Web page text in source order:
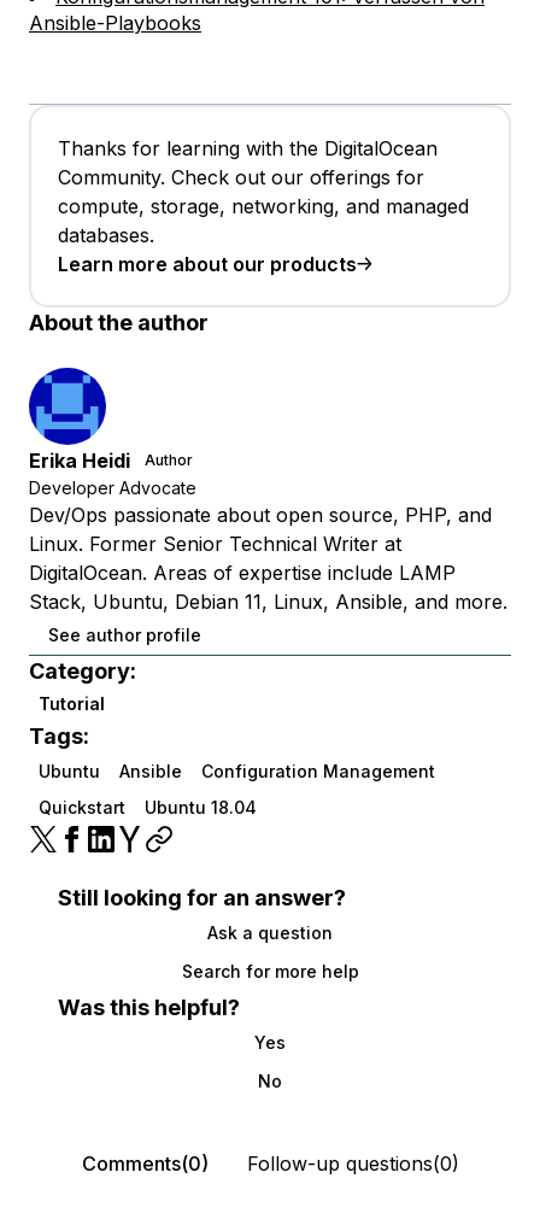
Ansible-Playbooks
Thanks for learning with the DigitalOcean
Community. Check out our offerings for
compute, storage, networking, and managed
databases.
Learn more about our products
About the author
Erika Heidi Author
Developer Advocate
Dev/Ops passionate about open source, PHP, and
Linux. Former Senior Technical Writer at
DigitalOcean. Areas of expertise include LAMP
Stack, Ubuntu, Debian 11, Linux, Ansible, and more.
See author profile
Category:
Tutorial
Tags:
Ubuntu Ansible
Configuration Management
Quickstart
Ubuntu 18.04
Still looking for an answer?
Ask a question
Search for more help
Was this helpful?
Yes
No
Comments(0) Follow-up questions(0)